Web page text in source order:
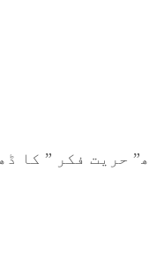
حریت فکر ” کا